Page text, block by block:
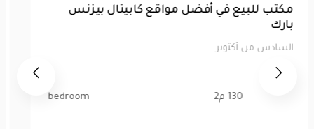
مكتب للبيع في أفضل مواقع كابيتال بيزنس
بارك
السادس من أكتوبر
130 م2 bedroom